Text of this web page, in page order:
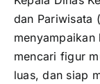
dan Pariwisata
mencari figur
luas, dan siap